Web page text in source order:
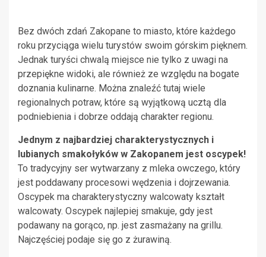
Bez dwóch zdań Zakopane to miasto, które każdego
roku przyciąga wielu turystów swoim górskim pięknem.
Jednak turyści chwalą miejsce nie tylko z uwagi na
przepiękne widoki, ale również ze względu na bogate
doznania kulinarne. Można znaleźć tutaj wiele
regionalnych potraw, które są wyjątkową ucztą dla
podniebienia i dobrze oddają charakter regionu.
Jednym z najbardziej charakterystycznych i
lubianych smakołyków w Zakopanem jest oscypek!
To tradycyjny ser wytwarzany z mleka owczego, który
jest poddawany procesowi wędzenia i dojrzewania.
Oscypek ma charakterystyczny walcowaty kształt
walcowaty. Oscypek najlepiej smakuje, gdy jest
podawany na gorąco, np. jest zasmażany na grillu.
Najczęściej podaje się go z żurawiną.